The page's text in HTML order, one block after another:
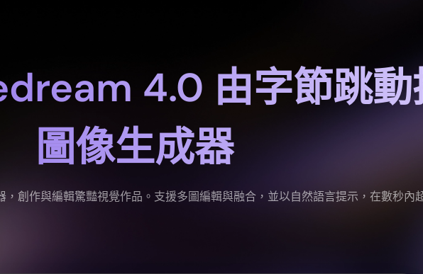
4.0 由字節跳動
圖像生成器
創作與編輯驚豔視覺作品。支援多圖編輯與融合，並以自然語言提示，在數秒內